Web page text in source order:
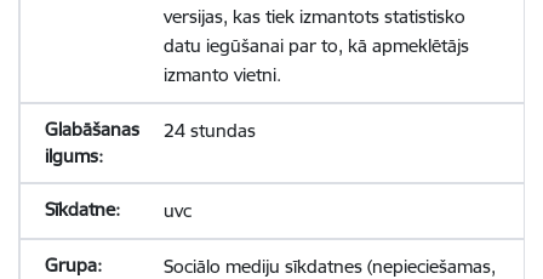
versijas, kas tiek izmantots statistisko
datu iegūšanai par to, kā apmeklētājs
izmanto vietni.
24 stundas
uvc
Sociālo mediju sīkdatnes (nepieciešamas,